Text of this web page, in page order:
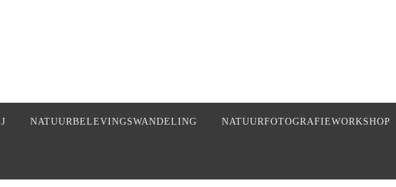
NATUURBELEVINGSWANDELING NATUURFOTOGRAFIEWORKSHOP